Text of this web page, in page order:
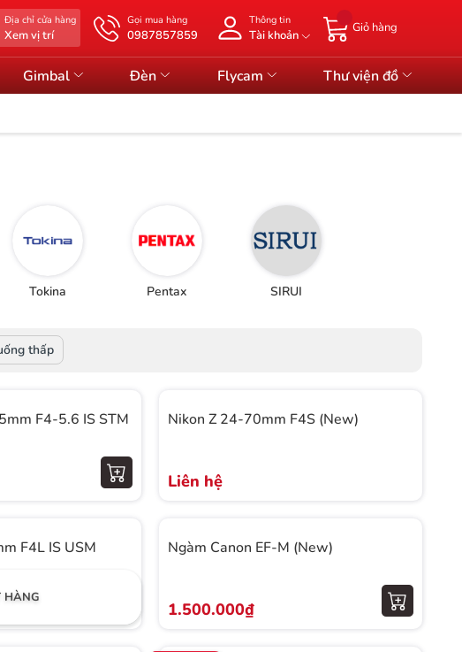
Địa chỉ cửa hàng
Xem vị trí
Gọi mua hàng
0987857859
Thông tin
Tài khoản
Giỏ hàng
Gimbal Đèn Flycam Thư viện đồ
Tokina Pentax SIRUI
thấp
F4-5.6 IS STM
Nikon Z 24-70mm F4S (New)
Liên hệ
HÀNG
F4L IS USM
Ngàm Canon EF-M (New)
1.500.000₫